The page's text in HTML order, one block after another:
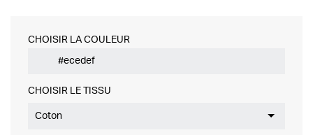
CHOISIR LA COULEUR
CHOISIR LE TISSU
Coton